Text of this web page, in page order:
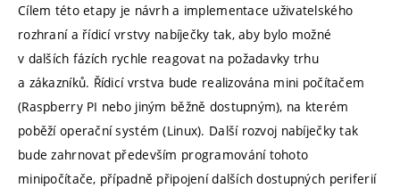
Cílem této etapy je návrh a implementace uživatelského
rozhraní a řídicí vrstvy nabíječky tak, aby bylo možné
v dalších fázích rychle reagovat na požadavky trhu
a zákazníků. Řídicí vrstva bude realizována mini počítačem
(Raspberry PI nebo jiným běžně dostupným), na kterém
poběží operační systém (Linux). Další rozvoj nabíječky tak
bude zahrnovat především programování tohoto
minipočítače, případně připojení dalších dostupných periferií